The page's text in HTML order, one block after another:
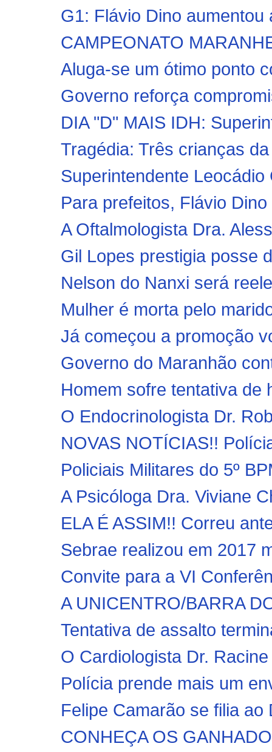
G1: Flávio Dino
CAMPEONATO
Aluga-se um ótimo ponto
Governo reforça
DIA "D" MAIS IDH:
Tragédia: Três crianças
Superintendente
Para prefeitos, Flávio
A Oftalmologista Dra.
Gil Lopes prestigia posse
Nelson do Nanxi será
Mulher é morta pelo
Já começou a promoção
Governo do Maranhão
Homem sofre tentativa de
O Endocrinologista Dr.
NOVAS NOTÍCIAS!!
Policiais Militares do 5º
A Psicóloga Dra. Viviane
ELA É ASSIM!! Correu
Sebrae realizou em 2017
Convite para a VI
A UNICENTRO/BARRA
Tentativa de assalto
O Cardiologista Dr.
Polícia prende mais um
Felipe Camarão se filia
CONHEÇA OS